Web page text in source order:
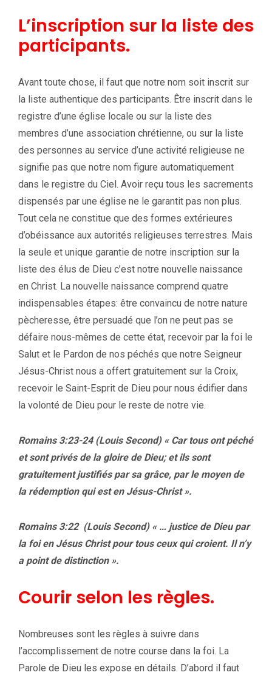
L’inscription sur la liste des
participants.
Avant toute chose, il faut que notre nom soit inscrit sur
la liste authentique des participants. Être inscrit dans le
registre d’une église locale ou sur la liste des
membres d’une association chrétienne, ou sur la liste
des personnes au service d’une activité religieuse ne
signifie pas que notre nom figure automatiquement
dans le registre du Ciel. Avoir reçu tous les sacrements
dispensés par une église ne le garantit pas non plus.
Tout cela ne constitue que des formes extérieures
d’obéissance aux autorités religieuses terrestres. Mais
la seule et unique garantie de notre inscription sur la
liste des élus de Dieu c’est notre nouvelle naissance
en Christ. La nouvelle naissance comprend quatre
indispensables étapes: être convaincu de notre nature
pècheresse, être persuadé que l’on ne peut pas se
défaire nous-mêmes de cette état, recevoir par la foi le
Salut et le Pardon de nos péchés que notre Seigneur
Jésus-Christ nous a offert gratuitement sur la Croix,
recevoir le Saint-Esprit de Dieu pour nous édifier dans
la volonté de Dieu pour le reste de notre vie.
Romains 3:23-24 (Louis Second) « Car tous ont péché
et sont privés de la gloire de Dieu; et ils sont
gratuitement justifiés par sa grâce, par le moyen de
la rédemption qui est en Jésus-Christ ».
Romains 3:22 (Louis Second) « … justice de Dieu par
la foi en Jésus Christ pour tous ceux qui croient. Il n’y
a point de distinction ».
Courir selon les règles.
Nombreuses sont les règles à suivre dans
l’accomplissement de notre course dans la foi. La
Parole de Dieu les expose en détails. D’abord il faut